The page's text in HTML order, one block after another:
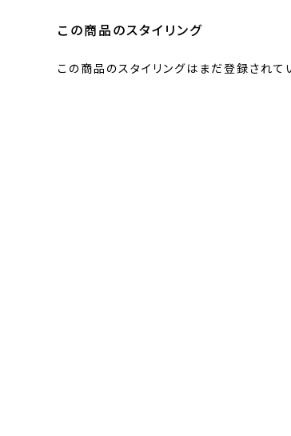
この商品のスタイリング
この商品のスタイリングはまだ登録されて